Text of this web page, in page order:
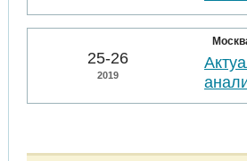
25-26
2019